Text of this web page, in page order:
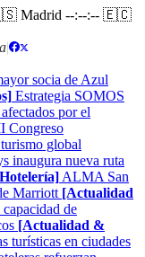
Madrid --:--:-- 🇪🇨
|
socia de Azul
Estrategia SOMOS
por el
Congreso
global
inaugura nueva ruta
ALMA San
Marriott [Actualidad
de
[Actualidad &
turísticas en ciudades